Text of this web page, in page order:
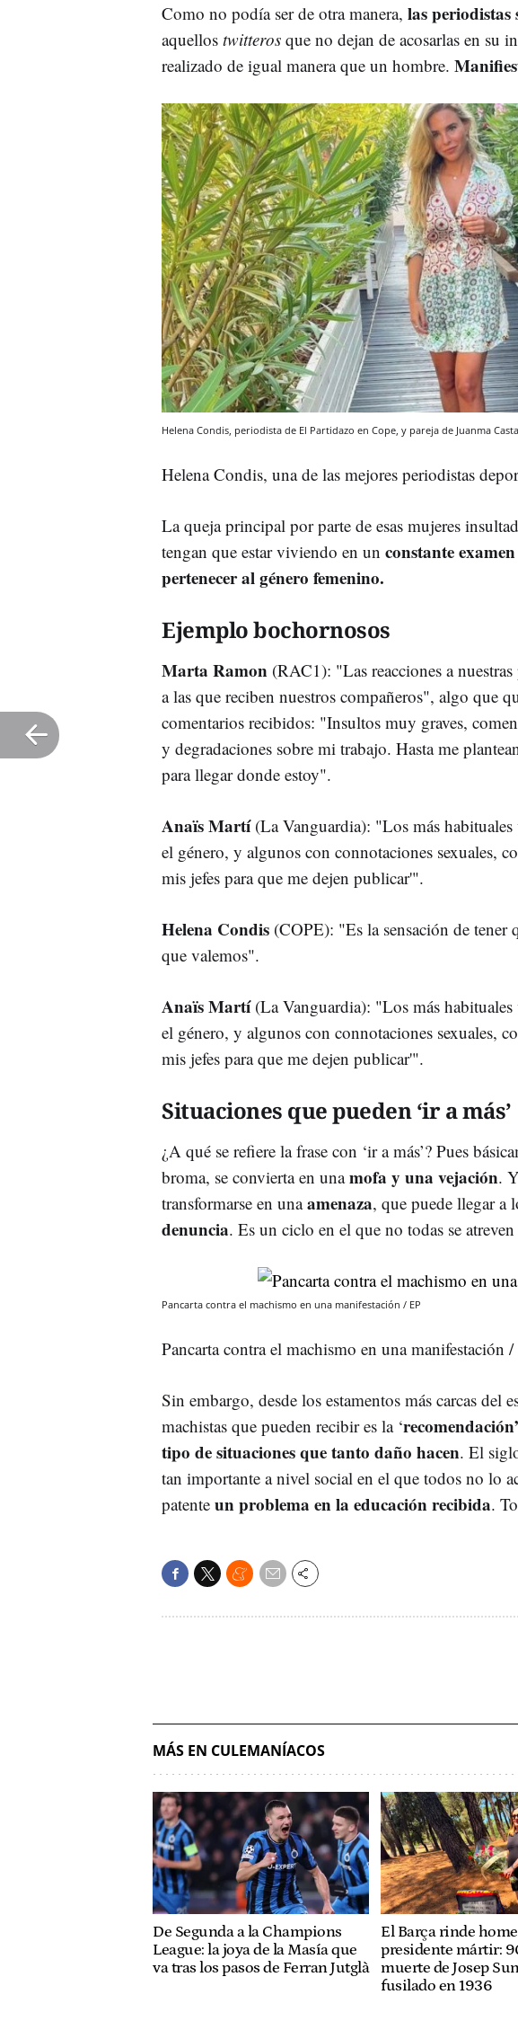
Como no podía ser de otra manera, las periodistas
aquellos twitteros que no dejan de acosarlas en su
realizado de igual manera que un hombre.
Helena Condis, periodista de El Partidazo en Cope, y pareja de Juanma
Helena Condis, una de las mejores periodistas
La queja principal por parte de esas mujeres
tengan que estar viviendo en un constante examen
pertenecer al género femenino.
Ejemplo bochornosos
Marta Ramon (RAC1): "Las reacciones a
a las que reciben nuestros compañeros", algo que
comentarios recibidos: "Insultos muy graves,
y degradaciones sobre mi trabajo. Hasta me
para llegar donde estoy".
Anaïs Martí(La Vanguardia): "Los más
el género, y algunos con connotaciones sexuales,
mis jefes para que me dejen publicar'".
Helena Condis (COPE): "Es la sensación de tener
que valemos".
Anaïs Martí(La Vanguardia): "Los más
el género, y algunos con connotaciones sexuales,
mis jefes para que me dejen publicar'".
Situaciones que pueden ‘ir a más’
¿A qué se refiere la frase con ‘ir a más’? Pues
broma, se convierta en unamofa y una vejación.
transformarse en unaamenaza, que puede llegar a
denuncia. Es un ciclo en el que no todas se
Pancarta contra el machismo en una manifestación / EP
Pancarta contra el machismo en una manifestación
Sin embargo, desde los estamentos más carcas del
machistas que pueden recibir es la ‘
tipo de situaciones que tanto daño hacen. El
tan importante a nivel social en el que todos no lo
patente un problema en la educación recibida.
MÁS EN CULEMANÍACOS
De Segunda a la Champions
League: la joya de la Masía que
va tras los pasos de Ferran Jutglà
El Barça rinde
presidente mártir:
muerte de Josep
fusilado en 1936